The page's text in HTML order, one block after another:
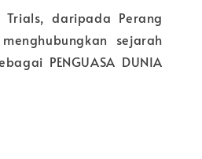
daripada Perang
sejarah
PENGUASA DUNIA